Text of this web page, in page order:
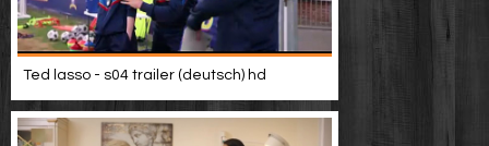
Ted lasso - s04 trailer (deutsch) hd